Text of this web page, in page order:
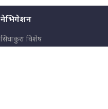
नेभिगेशन
सिधाकुरा विशेष